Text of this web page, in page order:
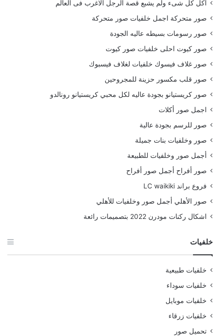
أكل كل شىء ولم يشبع قصة الرجل الاغرب فى العالم
صور متحركة اجمل خلفيات صور متحركة
صور رسومات بسيطه عاليه الجودة
صور كيوت احلى خلفيات صور كيوت
صور غلاف فيسوك خلفيات لغلاف فيسبوك
صور قلب مكسور حزينة للمجروحين
صور كريستيانو بجودة عاليه لكل محبي كريستيانو رونالدو
اجمل صور أكلات
صور للرسم بجودة عالية
صور وخلفيات بنات جميلة
أجمل صور وخلفيات للطبيعة
صور أفراح أجمل صور أفراح
فروع براند LC waikiki
صور الأهلي أجمل صور وخلفيات للأهلي
اشكال ركنات مودرن 2022 بتصميمات رائعة
خلفيات
خلفيات طبيعية
خلفيات سوداء
خلفيات موبايل
خلفيات زرقاء
تحميل صور